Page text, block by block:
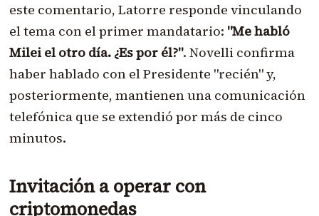
este comentario, Latorre responde vinculando
el tema con el primer mandatario: "Me habló
Milei el otro día. ¿Es por él?". Novelli confirma
haber hablado con el Presidente "recién" y,
posteriormente, mantienen una comunicación
telefónica que se extendió por más de cinco
minutos.
Invitación a operar con
criptomonedas